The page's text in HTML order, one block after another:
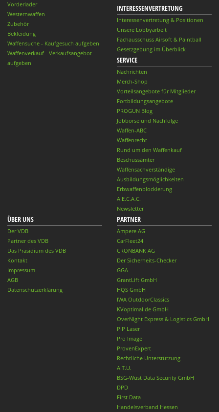
Vorderlader
Westernwaffen
Zubehör
Bekleidung
Waffensuche - Kaufgesuch aufgeben
Waffenverkauf - Verkaufsangebot
aufgeben
INTERESSENVERTRETUNG
Interessenvertretung & Positionen
Unsere Lobbyarbeit
Fachausschuss Airsoft & Paintball
Gesetzgebung im Überblick
SERVICE
Nachrichten
Merch-Shop
Vorteilsangebote für Mitglieder
Fortbildungsangebote
PROGUN Blog
Jobbörse und Nachfolge
Waffen-ABC
Waffenrecht
Rund um den Waffenkauf
Beschussämter
Waffensachverständige
Ausbildungsmöglichkeiten
Erbwaffenblockierung
A.E.C.A.C.
Newsletter
ÜBER UNS
Der VDB
Partner des VDB
Das Präsidium des VDB
Kontakt
Impressum
AGB
Datenschutzerklärung
PARTNER
Ampere AG
CarFleet24
CRONBANK AG
Der Sicherheits-Checker
GGA
GrantLift GmbH
HQS GmbH
IWA OutdoorClassics
KVoptimal.de GmbH
OverNight Express & Logistics GmbH
PiP Laser
Pro Image
ProvenExpert
Rechtliche Unterstützung
A.T.U.
BSG-Wüst Data Security GmbH
DPD
First Data
Handelsverband Hessen